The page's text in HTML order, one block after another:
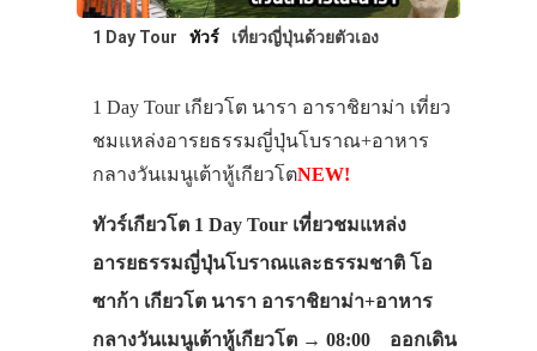
1 Day Tour ทัวร์ เที่ยวญี่ปุ่นด้วยตัวเอง
1 Day Tour เกียวโต นารา อาราชิยาม่า เที่ยว
ชมแหล่งอารยธรรมญี่ปุ่นโบราณ+อาหาร
กลางวันเมนูเต้าหู้เกียวโตNEW!
ทัวร์เกียวโต 1 Day Tour เที่ยวชมแหล่ง
อารยธรรมญี่ปุ่นโบราณและธรรมชาติ โอ
ซาก้า เกียวโต นารา อาราชิยาม่า+อาหาร
กลางวันเมนูเต้าหู้เกียวโต → 08:00 ออกเดิน